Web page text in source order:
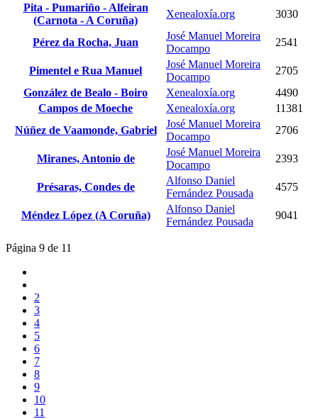
Pita - Pumariño - Alfeiran
(Carnota - A Coruña)
Xenealoxía.org 3030
Pérez da Rocha, Juan
José Manuel Moreira
Docampo
2541
Pimentel e Rua Manuel
José Manuel Moreira
Docampo
2705
González de Bealo - Boiro
Xenealoxía.org
4490
Campos de Moeche
Xenealoxía.org
11381
Núñez de Vaamonde, Gabriel
José Manuel Moreira
Docampo
2706
Miranes, Antonio de
José Manuel Moreira
Docampo
2393
Présaras, Condes de
Alfonso Daniel
Fernández Pousada
4575
Méndez López (A Coruña)
Alfonso Daniel
Fernández Pousada
9041
Página 9 de 11
2
3
4
5
6
7
8
9
10
11